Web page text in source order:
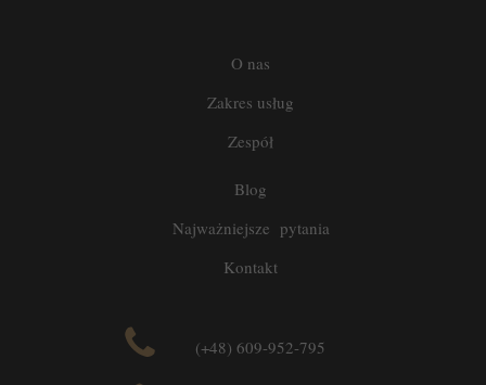
(+48) 609-952-795
Blog
Najważniejsze pytania
Kontakt
O nas
Zakres usług
Zespół